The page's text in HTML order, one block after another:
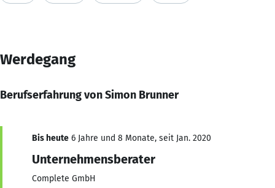
Werdegang
Berufserfahrung von Simon Brunner
Bis heute 6 Jahre und 8 Monate, seit Jan. 2020
Unternehmensberater
Complete GmbH